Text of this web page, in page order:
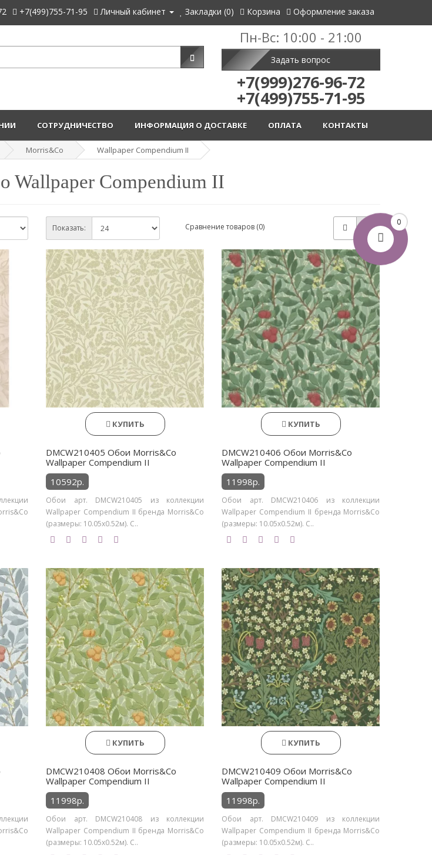
0
+7(499)755-71-95 Личный кабинет Закладки (0) Корзина Оформление заказа
Пн-Вс: 10:00 - 21:00
Задать вопрос
+7(999)276-96-72
+7(499)755-71-95
КОНТАКТЫ
ОПЛАТА
ИНФОРМАЦИЯ О ДОСТАВКЕ
СОТРУДНИЧЕСТВО
Morris&Co Wallpaper Compendium II
Wallpaper Compendium II
Показать: Сравнение товаров (0)
КУПИТЬ
DMCW210405 Обои Morris&Co
Wallpaper Compendium II
10592р.
Обои арт. DMCW210405 из коллекции
Wallpaper Compendium II бренда Morris&Co
(размеры: 10.05х0.52м). С..
КУПИТЬ
DMCW210406 Обои Morris&Co
Wallpaper Compendium II
11998р.
Обои арт. DMCW210406 из коллекции
Wallpaper Compendium II бренда Morris&Co
(размеры: 10.05х0.52м). С..
КУПИТЬ
DMCW210408 Обои Morris&Co
Wallpaper Compendium II
11998р.
Обои арт. DMCW210408 из коллекции
Wallpaper Compendium II бренда Morris&Co
(размеры: 10.05х0.52м). С..
КУПИТЬ
DMCW210409 Обои Morris&Co
Wallpaper Compendium II
11998р.
Обои арт. DMCW210409 из коллекции
Wallpaper Compendium II бренда Morris&Co
(размеры: 10.05х0.52м). С..